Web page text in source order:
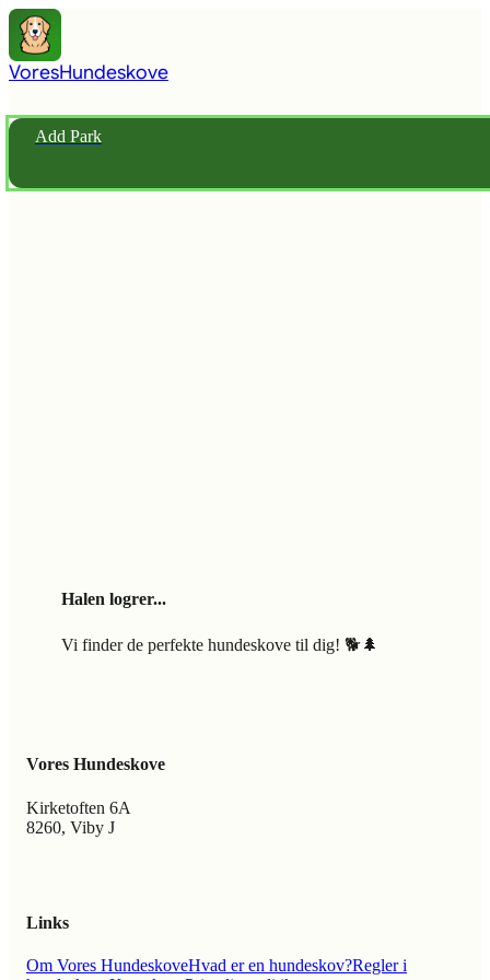
VoresHundeskove
Add Park
Halen logrer...
Vi finder de perfekte hundeskove til dig! 🐕🌲
Vores Hundeskove
Kirketoften 6A
8260, Viby J
Links
Om Vores HundeskoveHvad er en hundeskov?Regler i